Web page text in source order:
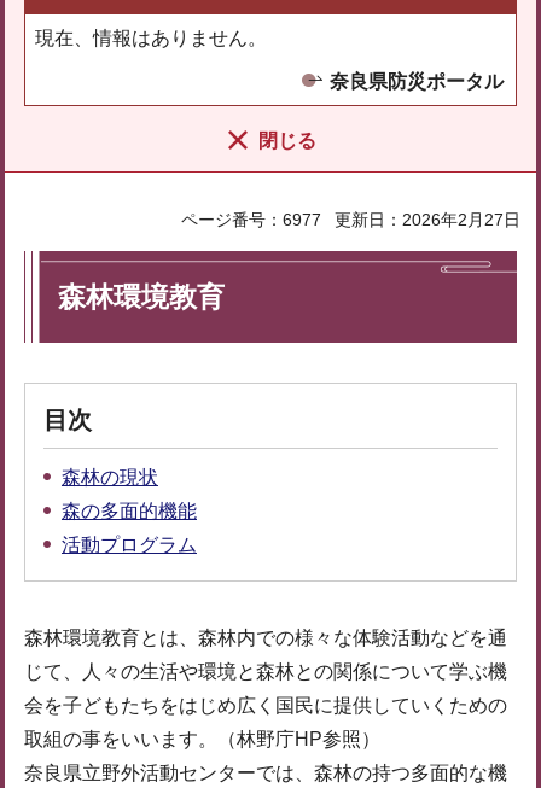
現在、情報はありません。
奈良県防災ポータル
閉じる
ページ番号：6977 更新日：2026年2月27日
森林環境教育
目次
森林の現状
森の多面的機能
活動プログラム
森林環境教育とは、森林内での様々な体験活動などを通
じて、人々の生活や環境と森林との関係について学ぶ機
会を子どもたちをはじめ広く国民に提供していくための
取組の事をいいます。（林野庁HP参照）
奈良県立野外活動センターでは、森林の持つ多面的な機